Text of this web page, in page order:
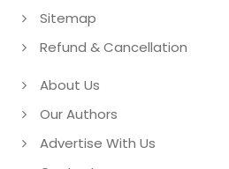
Sitemap
Refund & Cancellation
About Us
Our Authors
Advertise With Us